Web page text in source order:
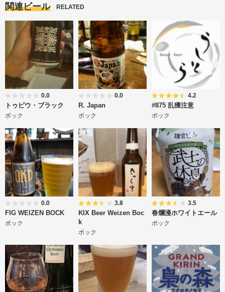
関連ビール RELATED
0.0
トゥピウ・ブラック
ボック
0.0
R. Japan
ボック
4.2
#875 乱獲注意
ボック
0.0
FIG WEIZEN BOCK
ボック
3.8
KIX Beer Weizen Boc
k
ボック
3.5
春爛漫ホワイトエール
ボック